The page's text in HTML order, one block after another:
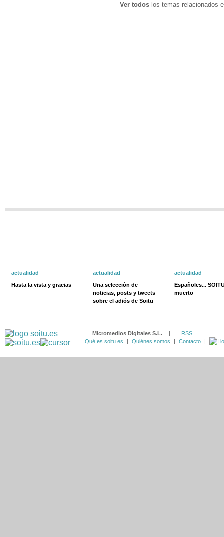
Ver todos los temas relacionados
actualidad
Hasta la vista y gracias
actualidad
Una selección de
noticias, posts y tweets
sobre el adiós de Soitu
actualidad
Españoles...
muerto
Micromedios Digitales S.L. |
RSS
Qué es soitu.es
| Quiénes somos | Contacto |